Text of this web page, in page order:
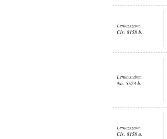
Lemezszám:
Cís. 8158 b.
Lemezszám:
No. 5573 b.
Lemezszám:
Cís. 8158 a.